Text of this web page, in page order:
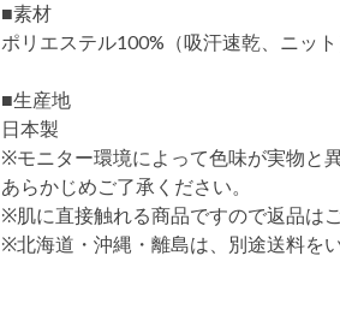
■素材
ポリエステル100%（吸汗速乾、ニット
■生産地
日本製
※モニター環境によって色味が実物と
あらかじめご了承ください。
※肌に直接触れる商品ですので返品は
※北海道・沖縄・離島は、別途送料を